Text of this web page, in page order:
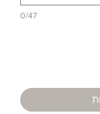
0/47